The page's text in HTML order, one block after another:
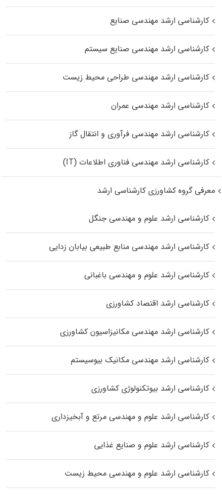
کارشناسی ارشد مهندسی صنایع
کارشناسی ارشد مهندسی صنایع سیستم
کارشناسی ارشد مهندسی طراحی محیط زیست
کارشناسی ارشد مهندسی عمران
کارشناسی ارشد مهندسی فرآوری و انتقال گاز
کارشناسی ارشد مهندسی فناوری اطلاعات (IT)
معرفی گروه کشاورزی کارشناسی ارشد
کارشناسی ارشد علوم و مهندسی جنگل
کارشناسی ارشد مهندسی منابع طبیعی بیابان زدایی
کارشناسی ارشد علوم و مهندسی باغبانی
کارشناسی ارشد اقتصاد کشاورزی
کارشناسی ارشد مهندسی مکانیزاسیون کشاورزی
کارشناسی ارشد مهندسی مکانیک بیوسیستم
کارشناسی ارشد بیوتکنولوژی کشاورزی
کارشناسی ارشد علوم و مهندسی مرتع و آبخیزداری
کارشناسی ارشد علوم و صنایع غذایی
کارشناسی ارشد علوم و مهندسی محیط زیست